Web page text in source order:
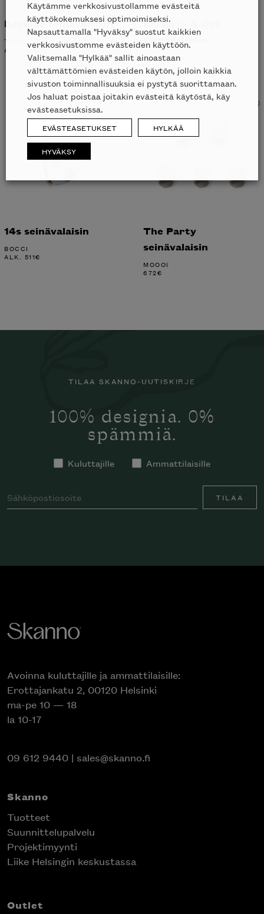
Beghina seinävalaisin
TATO
ALK. 1450€
Écran In & Out
seinävalaisin
LUCEPLAN
14s seinävalaisin
BOCCI
ALK. 511€
The Party
seinävalaisin
MOOOI
672€
TILAA SKANNO-UUTISKIRJE
100% designia. 0%
spämmiä.
Kuluttajille Ammattilaisille
TILAA
Avoinna kuluttajille ja ammattilaisille:
Erottajankatu 2, 00120 Helsinki
ma-pe 10 — 18
la 10-17
09 612 9440 | sales@skanno.fi
Skanno
Tuotteet
Suunnittelupalvelu
Projektimyynti
Liike Helsingin keskustassa
Outlet
Käytämme verkkosivustollamme evästeitä
käyttökokemuksesi optimoimiseksi.
Napsauttamalla "Hyväksy" suostut kaikkien
verkkosivustomme evästeiden käyttöön.
Valitsemalla "Hylkää" sallit ainoastaan
välttämättömien evästeiden käytön, jolloin kaikkia
sivuston toiminnallisuuksia ei pystytä suorittamaan.
Jos haluat poistaa joitakin evästeitä käytöstä, käy
evästeasetuksissa.
EVÄSTEASETUKSET HYLKÄÄ
HYVÄKSY